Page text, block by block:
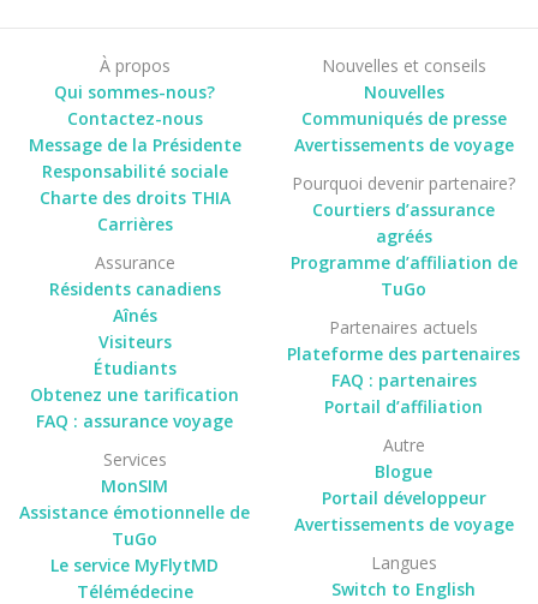
À propos
Qui sommes-nous?
Contactez-nous
Message de la Présidente
Responsabilité sociale
Charte des droits THIA
Carrières
Assurance
Résidents canadiens
Aînés
Visiteurs
Étudiants
Obtenez une tarification
FAQ : assurance voyage
Services
MonSIM
Assistance émotionnelle de
TuGo
Le service MyFlytMD
Télémédecine
Nouvelles et conseils
Nouvelles
Communiqués de presse
Avertissements de voyage
Pourquoi devenir partenaire?
Courtiers d’assurance
agréés
Programme d’affiliation de
TuGo
Partenaires actuels
Plateforme des partenaires
FAQ : partenaires
Portail d’affiliation
Autre
Blogue
Portail développeur
Avertissements de voyage
Langues
Switch to English